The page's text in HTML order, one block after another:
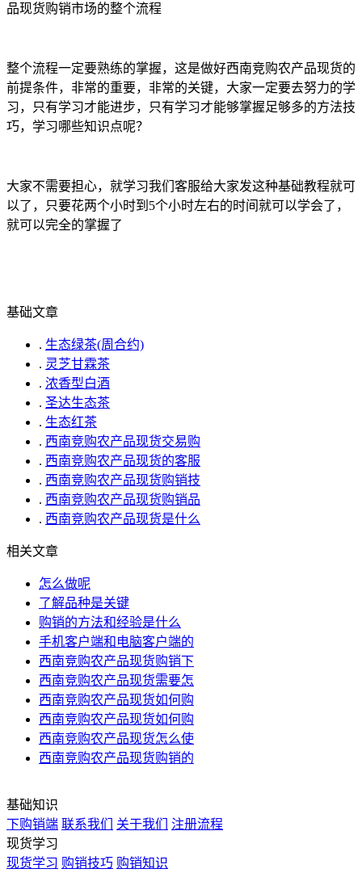
品现货购销市场的整个流程
整个流程一定要熟练的掌握，这是做好西南竞购农产品现货的
前提条件，非常的重要，非常的关键，大家一定要去努力的学
习，只有学习才能进步，只有学习才能够掌握足够多的方法技
巧，学习哪些知识点呢？
大家不需要担心，就学习我们客服给大家发这种基础教程就可
以了，只要花两个小时到5个小时左右的时间就可以学会了，
就可以完全的掌握了
基础文章
. 生态绿茶(周合约)
. 灵芝甘霖茶
. 浓香型白酒
. 圣达生态茶
. 生态红茶
. 西南竞购农产品现货交易购
. 西南竞购农产品现货的客服
. 西南竞购农产品现货购销技
. 西南竞购农产品现货购销品
. 西南竞购农产品现货是什么
相关文章
怎么做呢
了解品种是关键
购销的方法和经验是什么
手机客户端和电脑客户端的
西南竞购农产品现货购销下
西南竞购农产品现货需要怎
西南竞购农产品现货如何购
西南竞购农产品现货如何购
西南竞购农产品现货怎么使
西南竞购农产品现货购销的
基础知识
下购销端 联系我们 关于我们
注册流程
现货学习
现货学习 购销技巧 购销知识